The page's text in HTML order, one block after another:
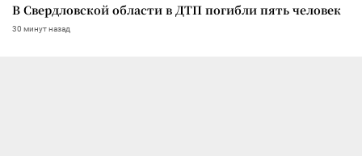
В Свердловской области в ДТП погибли пять человек
30 минут назад